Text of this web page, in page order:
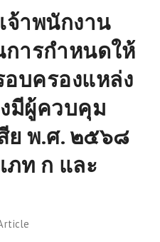
จ้าพนักงาน
ารกำหนดให้
อบครองแหล่ง
มีผู้ควบคุม
ย พ.ศ. ๒๕๖๘
ภท ก และ